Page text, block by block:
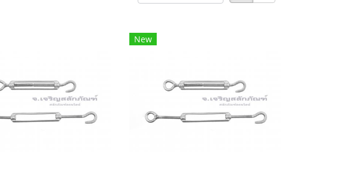
New